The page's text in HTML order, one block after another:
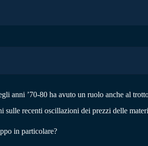
anni ’70-80 ha avuto un ruolo anche al
recenti oscillazioni dei prezzi delle
in particolare?